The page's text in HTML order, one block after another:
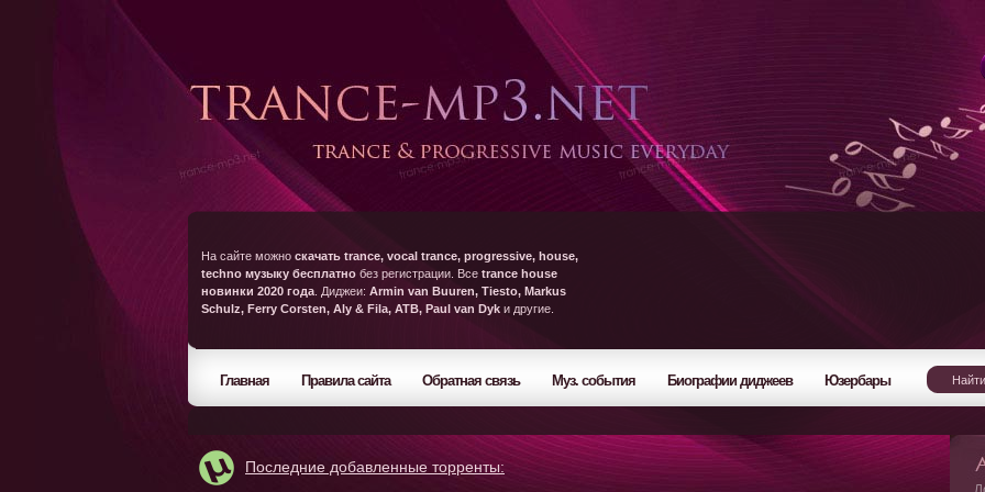
На сайте можно скачать trance, vocal trance, progressive, house,
techno музыку бесплатно без регистрации. Все trance house
новинки 2020 года . Диджеи: Armin van Buuren, Tiesto, Markus
Schulz, Ferry Corsten, Aly & Fila, ATB, Paul van Dyk и другие.
Главная Правила сайта Обратная связь Муз. события Биографии диджеев Юзербары
Последние добавленные торренты: